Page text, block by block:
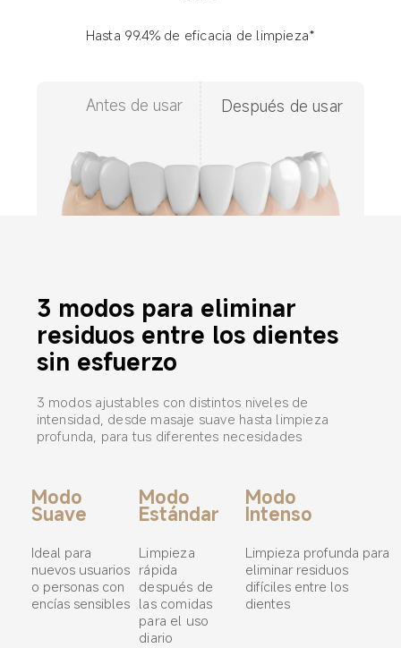
Hasta 99.4% de eficacia de limpieza*
Antes de usar Después de usar
3 modos para eliminar
residuos entre los dientes
sin esfuerzo
3 modos ajustables con distintos niveles de
intensidad, desde masaje suave hasta limpieza
profunda, para tus diferentes necesidades
Modo
Suave
Ideal para
nuevos usuarios
o personas con
encías sensibles
Modo
Estándar
Limpieza
rápida
después de
las comidas
para el uso
diario
Modo
Intenso
Limpieza profunda para
eliminar residuos
difíciles entre los
dientes